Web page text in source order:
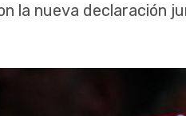
la nueva declaración